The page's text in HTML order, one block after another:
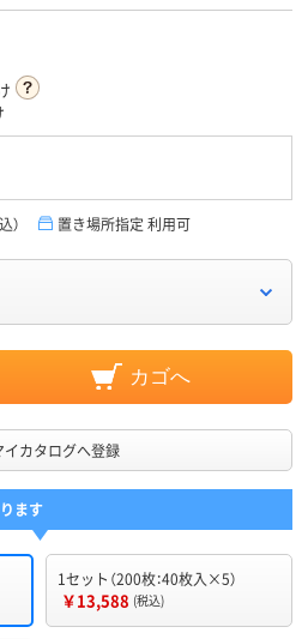
） 置き場所指定 利用可
カゴへ
イカタログへ登録
ます
1セット（200枚：40枚入×5）
￥13,588 (税込)